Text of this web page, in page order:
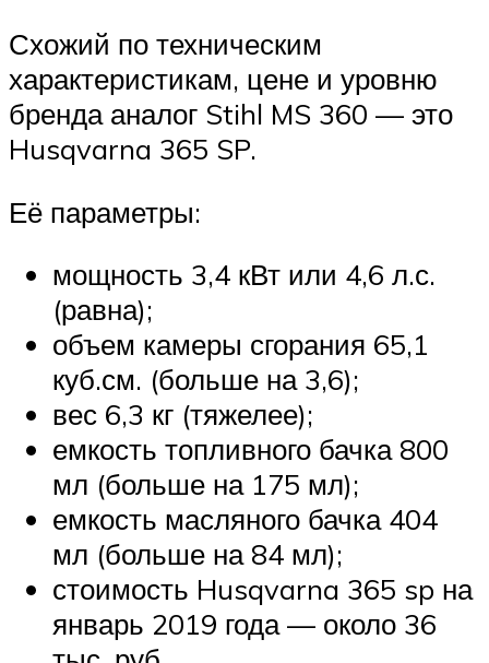
Схожий по техническим
характеристикам, цене и уровню
бренда аналог Stihl MS 360 — это
Husqvarna 365 SP.
Её параметры:
мощность 3,4 кВт или 4,6 л.с.
(равна);
объем камеры сгорания 65,1
куб.см. (больше на 3,6);
вес 6,3 кг (тяжелее);
емкость топливного бачка 800
мл (больше на 175 мл);
емкость масляного бачка 404
мл (больше на 84 мл);
стоимость Husqvarna 365 sp на
январь 2019 года — около 36